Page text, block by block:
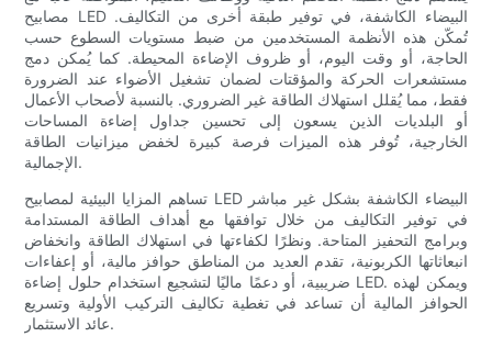
مصابيح LED البيضاء الكاشفة، في توفير طبقة أخرى من التكاليف.
تُمكّن هذه الأنظمة المستخدمين من ضبط مستويات السطوع حسب
الحاجة، أو وقت اليوم، أو ظروف الإضاءة المحيطة. كما يُمكن دمج
مستشعرات الحركة والمؤقتات لضمان تشغيل الأضواء عند الضرورة
فقط، مما يُقلل استهلاك الطاقة غير الضروري. بالنسبة لأصحاب الأعمال
أو البلديات الذين يسعون إلى تحسين جداول إضاءة المساحات
الخارجية، تُوفر هذه الميزات فرصة كبيرة لخفض ميزانيات الطاقة
الإجمالية.
تساهم المزايا البيئية لمصابيح LED البيضاء الكاشفة بشكل غير مباشر
في توفير التكاليف من خلال توافقها مع أهداف الطاقة المستدامة
وبرامج التحفيز المتاحة. ونظرًا لكفاءتها في استهلاك الطاقة وانخفاض
انبعاثاتها الكربونية، تقدم العديد من المناطق حوافز مالية، أو إعفاءات
ضريبية، أو دعمًا ماليًا لتشجيع استخدام حلول إضاءة LED. ويمكن لهذه
الحوافز المالية أن تساعد في تغطية تكاليف التركيب الأولية وتسريع
عائد الاستثمار.